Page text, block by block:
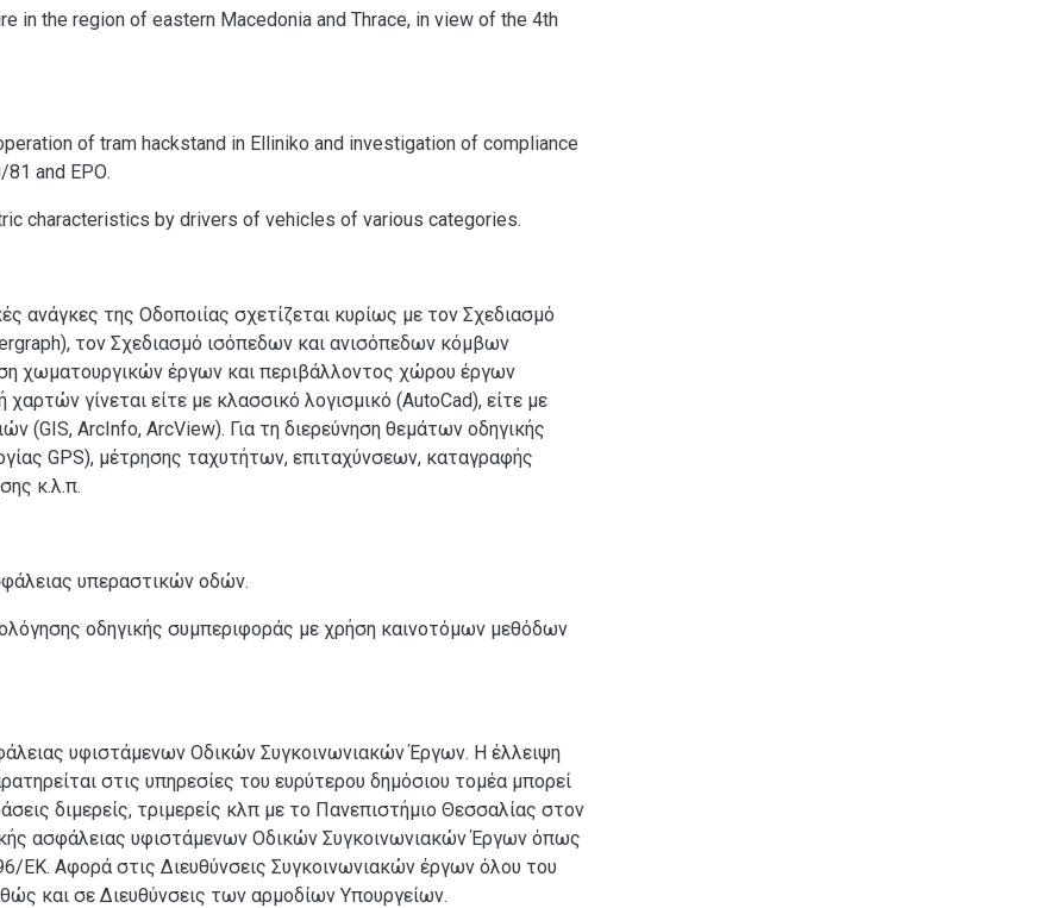
in the region of eastern Macedonia and Thrace, in view of the 4th
of tram hackstand in Elliniko and investigation of compliance
81 and ΕPΟ.
characteristics by drivers of vehicles of various categories.
ανάγκες της Οδοποιίας σχετίζεται κυρίως με τον Σχεδιασμό
τον Σχεδιασμό ισόπεδων και ανισόπεδων κόμβων
χωματουργικών έργων και περιβάλλοντος χώρου έργων
γίνεται είτε με κλασσικό λογισμικό (AutoCad), είτε με
ArcInfo, ArcView). Για τη διερεύνηση θεμάτων οδηγικής
GPS), μέτρησης ταχυτήτων, επιταχύνσεων, καταγραφής
κ.λ.π.
υπεραστικών οδών.
οδηγικής συμπεριφοράς με χρήση καινοτόμων μεθόδων
υφιστάμενων Οδικών Συγκοινωνιακών Έργων. Η έλλειψη
στις υπηρεσίες του ευρύτερου δημόσιου τομέα μπορεί
διμερείς, τριμερείς κλπ με το Πανεπιστήμιο Θεσσαλίας στον
ασφάλειας υφιστάμενων Οδικών Συγκοινωνιακών Έργων όπως
ΕΚ. Αφορά στις Διευθύνσεις Συγκοινωνιακών έργων όλου του
και σε Διευθύνσεις των αρμοδίων Υπουργείων.